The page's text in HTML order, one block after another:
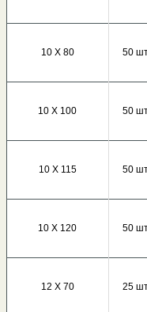
10 Х 80 50
10 Х 100 50
10 Х 115 50
10 Х 120 50
12 Х 70 25